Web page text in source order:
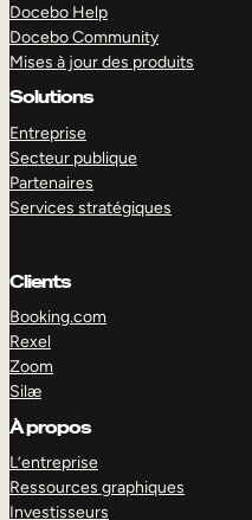
Docebo Help
Docebo Community
Mises à jour des produits
Solutions
Entreprise
Secteur publique
Partenaires
Services stratégiques
Clients
Booking.com
Rexel
Zoom
Silæ
À propos
L’entreprise
Ressources graphiques
Investisseurs